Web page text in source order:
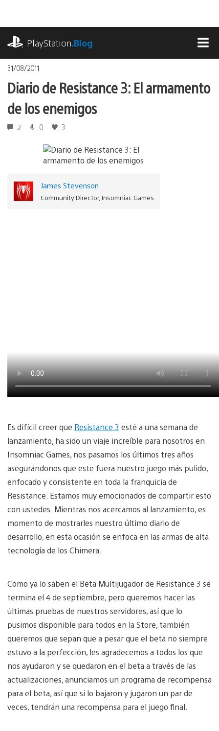
contenido
PlayStation.Blog
31/08/2011
Diario de Resistance 3: El armamento
de los enemigos
2 0 3
James Stevenson
Community Director, Insomniac Games
Es difícil creer que Resistance 3 esté a una semana de
lanzamiento, ha sido un viaje increíble para nosotros en
Insomniac Games, nos pasamos los últimos tres años
asegurándonos que este fuera nuestro juego más pulido,
enfocado y consistente en toda la franquicia de
Resistance. Estamos muy emocionados de compartir esto
con ustedes. Mientras nos acercamos al lanzamiento, es
momento de mostrarles nuestro último diario de
desarrollo, en esta ocasión se enfoca en las armas de alta
tecnología de los Chimera.
Como ya lo saben el Beta Multijugador de Resistance 3 se
termina el 4 de septiembre, pero queremos hacer las
últimas pruebas de nuestros servidores, así que lo
pusimos disponible para todos en la Store, también
queremos que sepan que a pesar que el beta no siempre
estuvo a la perfección, les agradecemos a todos los que
nos ayudaron y se quedaron en el beta a través de las
actualizaciones, anunciamos un programa de recompensa
para el beta, así que si lo bajaron y jugaron un par de
veces, tendrán una recompensa para el juego final.